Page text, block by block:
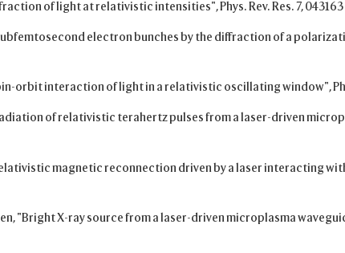
of light at relativistic intensities", Phys. Rev. Res. 7,
electron bunches by the diffraction of a
orbit interaction of light in a relativistic oscillating window",
of relativistic terahertz pulses from a laser-driven
"Relativistic magnetic reconnection driven by a laser interacting
"Bright X-ray source from a laser-driven microplasma